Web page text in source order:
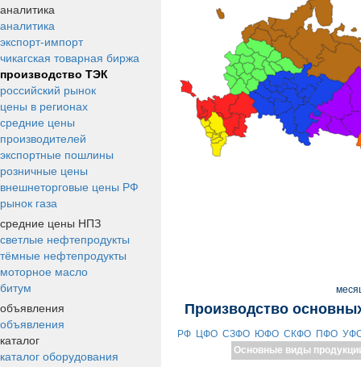
аналитика
аналитика
экспорт-импорт
чикагская товарная биржа
производство ТЭК
российский рынок
цены в регионах
средние цены
производителей
экспортные пошлины
розничные цены
внешнеторговые цены РФ
рынок газа
средние цены НПЗ
светлые нефтепродукты
тёмные нефтепродукты
моторное масло
битум
объявления
объявления
каталог
каталог оборудования
Производство
РФ ЦФО СЗФО ЮФО СКФО ПФО
Основные виды